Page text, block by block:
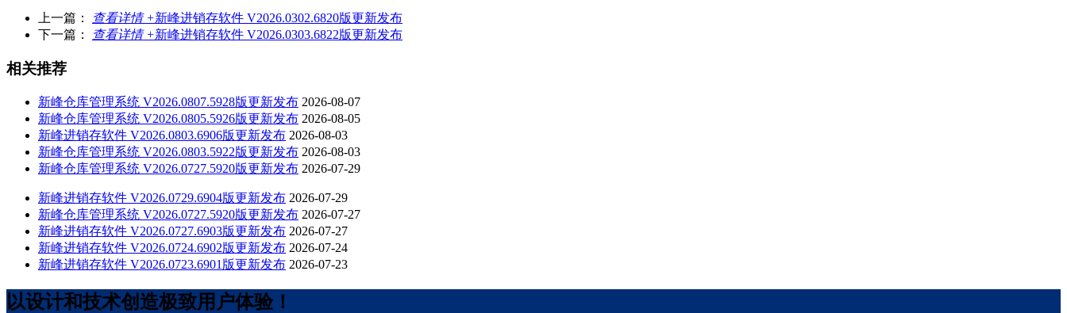
上一篇： 查看详情 +新峰进销存软件 V2026.0302.6820版更新发布
下一篇：
查看详情 +新峰进销存软件 V2026.0303.6822版更新发布
相关推荐
新峰仓库管理系统 V2026.0807.5928版更新发布 2026-08-07
新峰仓库管理系统 V2026.0805.5926版更新发布 2026-08-05
新峰进销存软件 V2026.0803.6906版更新发布 2026-08-03
新峰仓库管理系统 V2026.0803.5922版更新发布 2026-08-03
新峰仓库管理系统 V2026.0727.5920版更新发布 2026-07-29
新峰进销存软件 V2026.0729.6904版更新发布 2026-07-29
新峰仓库管理系统 V2026.0727.5920版更新发布 2026-07-27
新峰进销存软件 V2026.0727.6903版更新发布 2026-07-27
新峰进销存软件 V2026.0724.6902版更新发布 2026-07-24
新峰进销存软件 V2026.0723.6901版更新发布 2026-07-23
以设计和技术创造极致用户体验！